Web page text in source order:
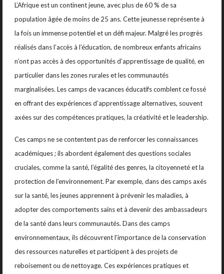
L’Afrique est un continent jeune, avec plus de 60 % de sa
population âgée de moins de 25 ans. Cette jeunesse représente à
la fois un immense potentiel et un défi majeur. Malgré les progrès
réalisés dans l’accès à l’éducation, de nombreux enfants africains
n’ont pas accès à des opportunités d’apprentissage de qualité, en
particulier dans les zones rurales et les communautés
marginalisées. Les camps de vacances éducatifs comblent ce fossé
en offrant des expériences d’apprentissage alternatives, souvent
axées sur des compétences pratiques, la créativité et le leadership.
Ces camps ne se contentent pas de renforcer les connaissances
académiques ; ils abordent également des questions sociales
cruciales, comme la santé, l’égalité des genres, la citoyenneté et la
protection de l’environnement. Par exemple, dans des camps axés
sur la santé, les jeunes apprennent à prévenir les maladies, à
adopter des comportements sains et à devenir des ambassadeurs
de la santé dans leurs communautés. Dans des camps
environnementaux, ils découvrent l’importance de la conservation
des ressources naturelles et participent à des projets de
reboisement ou de nettoyage. Ces expériences pratiques et